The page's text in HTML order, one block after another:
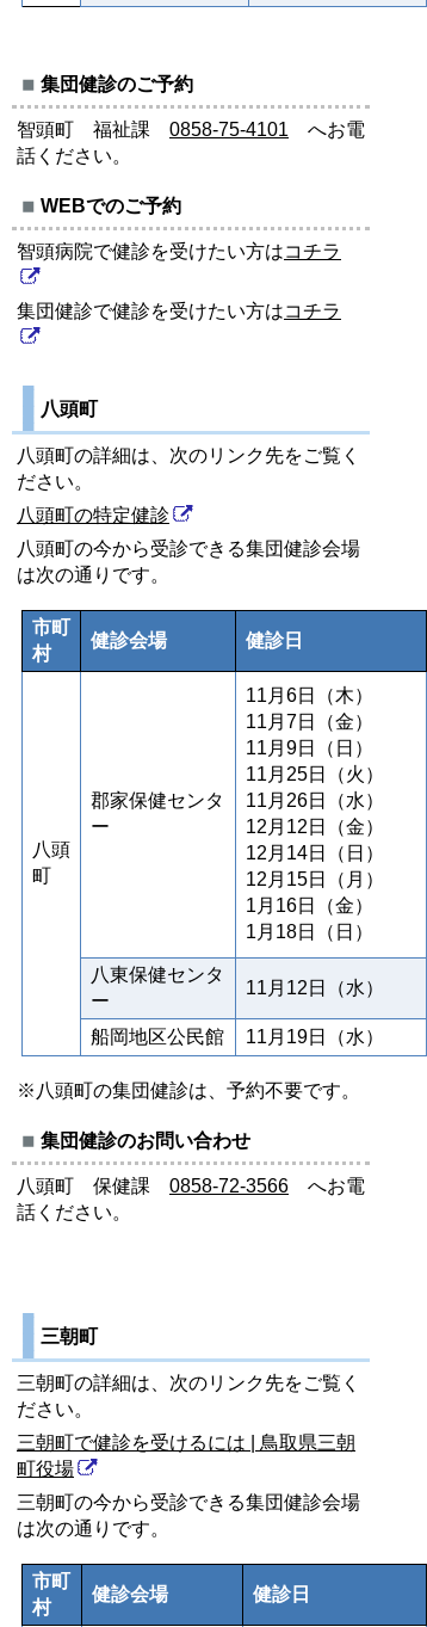
集団健診のご予約
智頭町 福祉課 0858-75-4101 へお電
話ください。
WEBでのご予約
智頭病院で健診を受けたい方はコチラ
集団健診で健診を受けたい方はコチラ
八頭町
八頭町の詳細は、次のリンク先をご覧く
ださい。
八頭町の特定健診
八頭町の今から受診できる集団健診会場
は次の通りです。
市町
村
健診会場 健診日
八頭
町
郡家保健センタ
ー
11月6日（木）
11月7日（金）
11月9日（日）
11月25日（火）
11月26日（水）
12月12日（金）
12月14日（日）
12月15日（月）
1月16日（金）
1月18日（日）
八東保健センタ
ー
11月12日（水）
船岡地区公民館 11月19日（水）
※八頭町の集団健診は、予約不要です。
集団健診のお問い合わせ
八頭町 保健課 0858-72-3566 へお電
話ください。
三朝町
三朝町の詳細は、次のリンク先をご覧く
ださい。
三朝町で健診を受けるには | 鳥取県三朝
町役場
三朝町の今から受診できる集団健診会場
は次の通りです。
市町
村
健診会場 健診日